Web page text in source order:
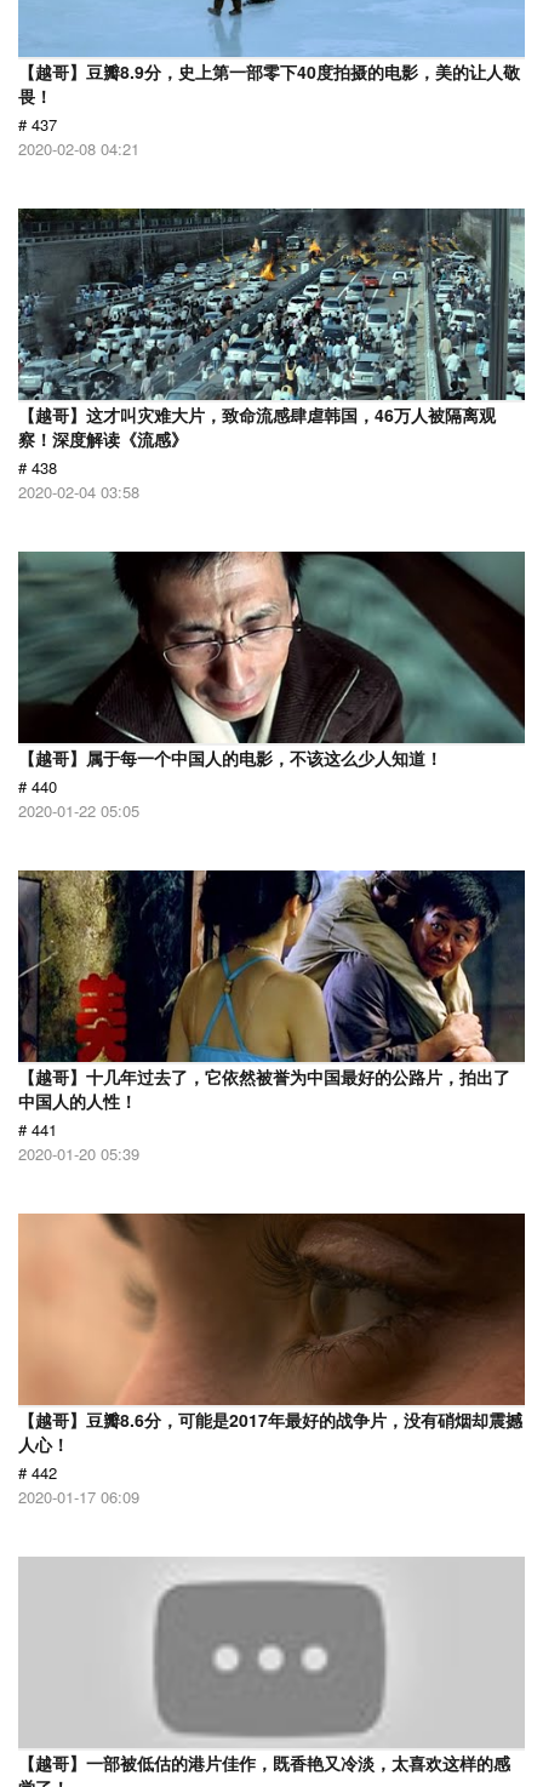
【越哥】豆瓣8.9分，史上第一部零下40度拍摄的电影，美的让人敬
畏！
# 437
2020-02-08 04:21
【越哥】这才叫灾难大片，致命流感肆虐韩国，46万人被隔离观
察！深度解读《流感》
# 438
2020-02-04 03:58
【越哥】属于每一个中国人的电影，不该这么少人知道！
# 440
2020-01-22 05:05
【越哥】十几年过去了，它依然被誉为中国最好的公路片，拍出了
中国人的人性！
# 441
2020-01-20 05:39
【越哥】豆瓣8.6分，可能是2017年最好的战争片，没有硝烟却震撼
人心！
# 442
2020-01-17 06:09
【越哥】一部被低估的港片佳作，既香艳又冷淡，太喜欢这样的感